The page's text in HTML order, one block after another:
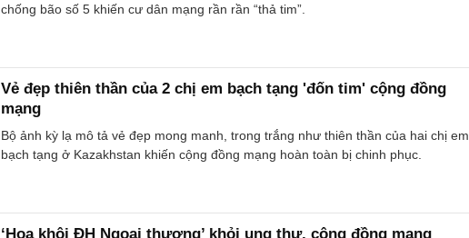
chống bão số 5 khiến cư dân mạng rần rần “thả tim”.
Vẻ đẹp thiên thần của 2 chị em bạch tạng 'đốn tim' cộng đồng
mạng
Bộ ảnh kỳ lạ mô tả vẻ đẹp mong manh, trong trắng như thiên thần của hai chị em
bạch tạng ở Kazakhstan khiến cộng đồng mạng hoàn toàn bị chinh phục.
‘Hoa khôi ĐH Ngoại thương’ khỏi ung thư, cộng đồng mạng